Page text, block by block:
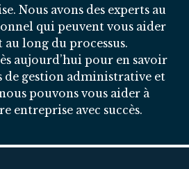
Nous avons des experts au
qui peuvent vous aider
long du processus.
aujourd’hui pour en savoir
de gestion administrative et
pouvons vous aider à
entreprise avec succès.